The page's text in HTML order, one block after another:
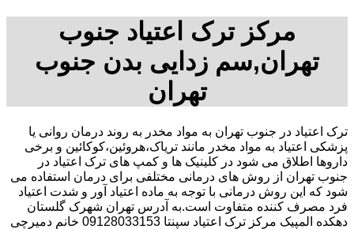
مرکز ترک اعتیاد جنوب
تهران,سم زدایی بدن جنوب
تهران
ترک اعتیاد در جنوب تهران به مواد مخدر به روند درمان روانی یا
پزشکی اعتیاد به مواد مخدر مانند تریاک،هروئین،کوکائین و برخی
داروها اطلاق می شود در کلینیک ها و کمپ های ترک اعتیاد در
جنوب تهران از روش های درمانی مختلفی برای درمان استفاده می
شود که این روش درمانی با توجه به ماده اعتیاد آور و شدت اعتیاد
فرد مصرف کننده متفاوت است.به آدرس تهران شهرک گلستان
دهکده المپیک مرکز ترک اعتیاد سپنتا 09128033153 خانم دمیرچی